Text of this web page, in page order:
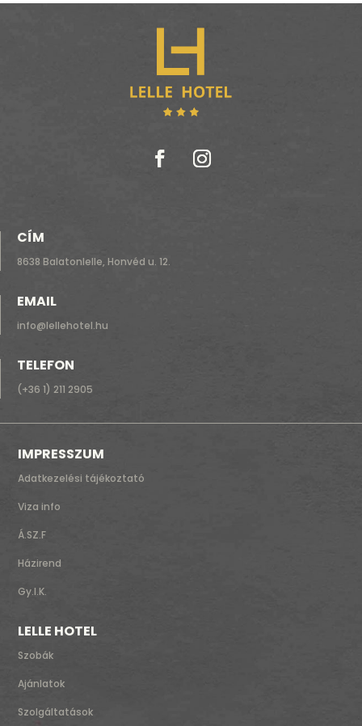
CÍM
8638 Balatonlelle, Honvéd u. 12.
EMAIL
info@lellehotel.hu
TELEFON
(+36 1) 211 2905
IMPRESSZUM
Adatkezelési tájékoztató
Viza info
Á.SZ.F
Házirend
Gy.I.K.
LELLE HOTEL
Szobák
Ajánlatok
Szolgáltatások